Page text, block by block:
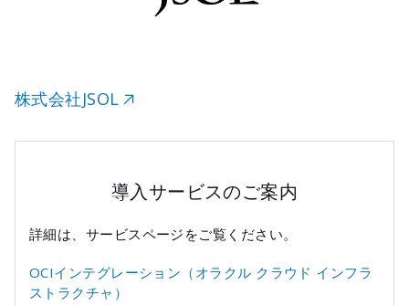
株式会社JSOL
導入サービスのご案内
詳細は、サービスページをご覧ください。
OCIインテグレーション（オラクル クラウド インフラ
ストラクチャ）